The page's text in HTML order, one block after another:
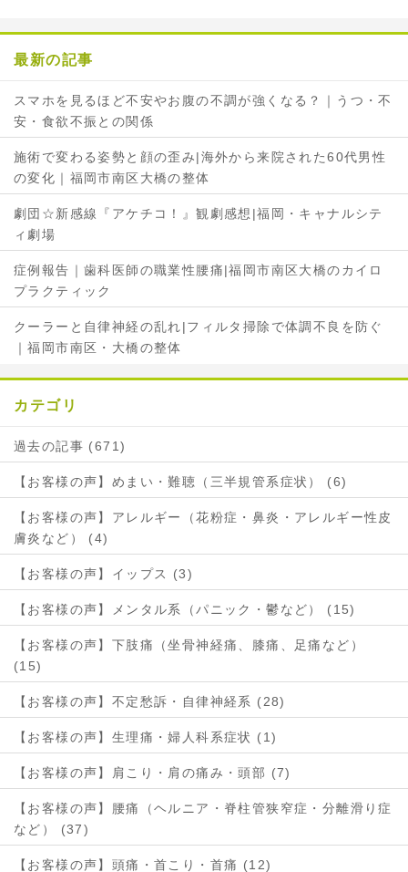
o
k
シ
ェ
r
で
ェ
ア
最新の記事
スマホを見るほど不安やお腹の不調が強くなる？｜うつ・不
安・食欲不振との関係
施術で変わる姿勢と顔の歪み|海外から来院された60代男性
の変化｜福岡市南区大橋の整体
劇団☆新感線『アケチコ！』観劇感想|福岡・キャナルシテ
ィ劇場
症例報告｜歯科医師の職業性腰痛|福岡市南区大橋のカイロ
プラクティック
クーラーと自律神経の乱れ|フィルタ掃除で体調不良を防ぐ
｜福岡市南区・大橋の整体
カテゴリ
過去の記事 (671)
【お客様の声】めまい・難聴（三半規管系症状） (6)
【お客様の声】アレルギー（花粉症・鼻炎・アレルギー性皮
膚炎など） (4)
【お客様の声】イップス (3)
【お客様の声】メンタル系（パニック・鬱など） (15)
【お客様の声】下肢痛（坐骨神経痛、膝痛、足痛など）
(15)
【お客様の声】不定愁訴・自律神経系 (28)
【お客様の声】生理痛・婦人科系症状 (1)
【お客様の声】肩こり・肩の痛み・頭部 (7)
【お客様の声】腰痛（ヘルニア・脊柱管狭窄症・分離滑り症
など） (37)
【お客様の声】頭痛・首こり・首痛 (12)